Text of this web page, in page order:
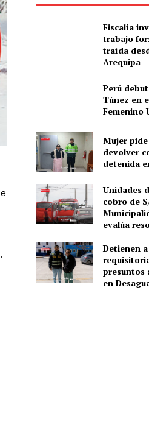
Fiscalía
trabajo
traída
Arequipa
Perú
Túnez en
Femenino
Mujer
devolver
detenida
Unidades
cobro de
evalúa
Detienen
presuntos
en